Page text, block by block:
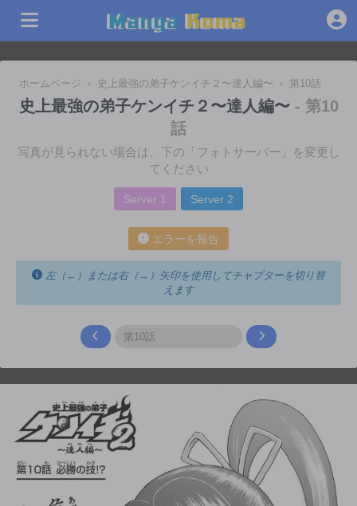
ホームページ › 史上最強の弟子ケンイチ２〜達人編〜 › 第10話
史上最強の弟子ケンイチ２〜達人編〜 - 第10
話
写真が見られない場合は、下の「フォトサーバー」を変更し
てください
Server 1 Server 2
エラーを報告
左（←）または右（→）矢印を使用してチャプターを切り替
えます